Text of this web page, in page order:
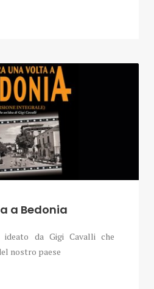
a Bedonia
ideato da Gigi Cavalli che
nostro paese